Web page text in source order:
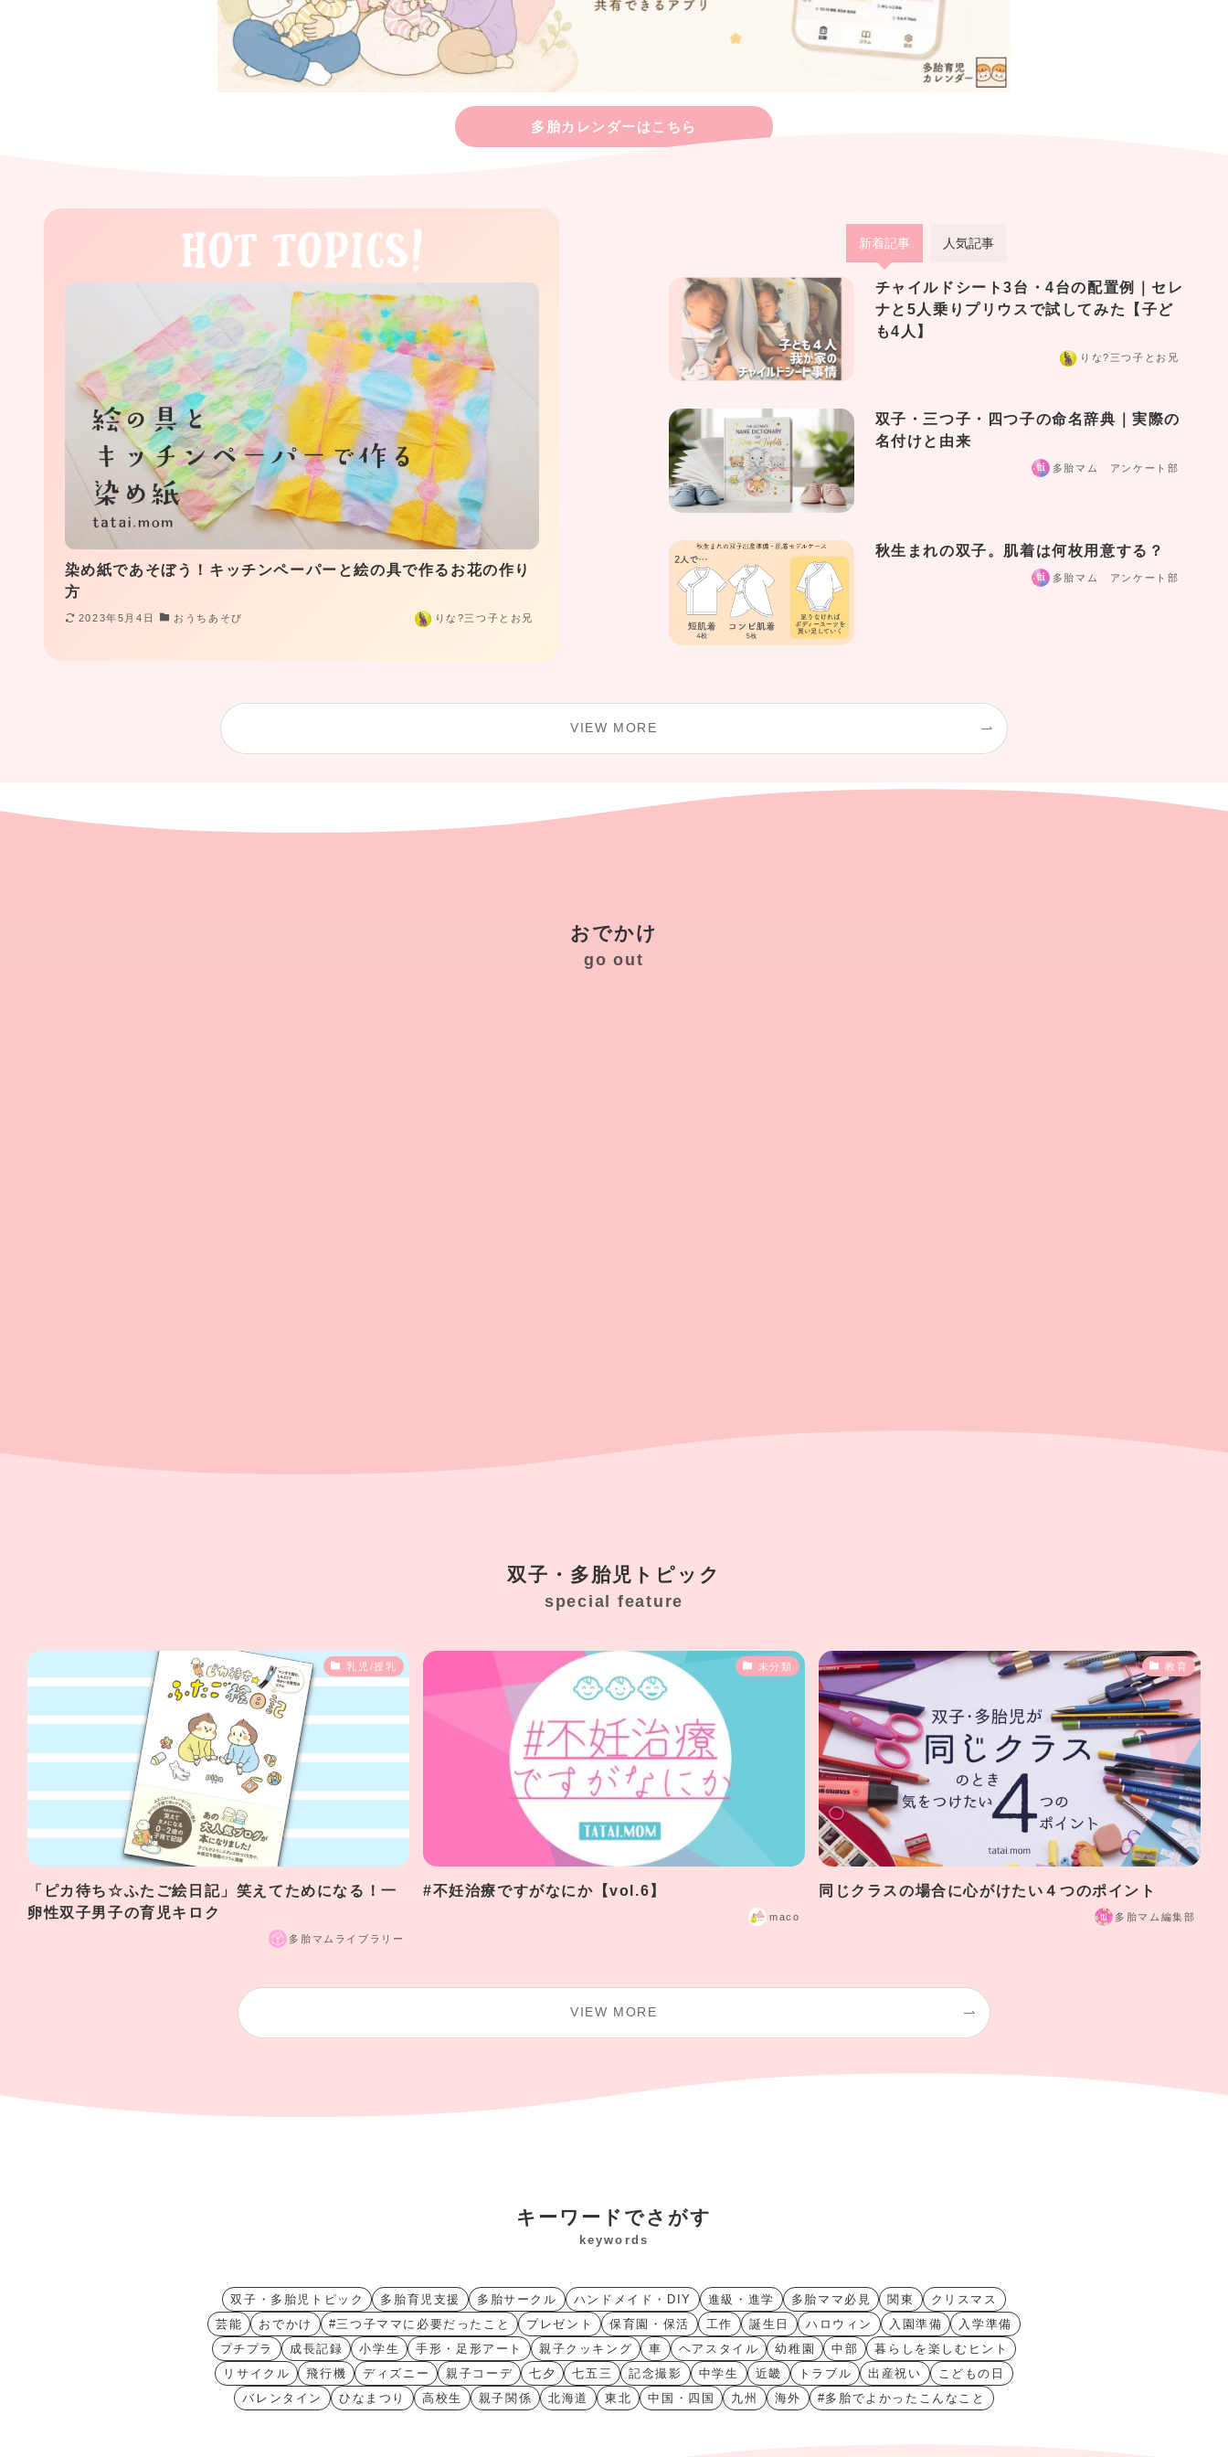
多胎カレンダーはこちら
秋生まれの双子。肌着は何枚用意する？
多胎マム アンケート部
ッチンペーパーと絵の具で作るお花の作り
りな?️三つ子とお兄
新着記事 人気記事
チャイルドシート3台・4台の配置例｜セレ
ナと5人乗りプリウスで試してみた【子ど
も4人】
りな?️三つ子とお兄
双子・三つ子・四つ子の命名辞典｜実際の
名付けと由来
多胎マム アンケート部
秋生まれの双子。肌着は何枚用意する？
多胎マム アンケート部
VIEW MORE
おでかけ
go out
双子・多胎児トピック
special feature
乳児/授乳
「ピカ待ち☆ふたご絵日記」笑えてためになる！一
卵性双子男子の育児キロク
多胎マムライブラリー
未分類
#不妊治療ですがなにか【vol.6】
maco
教育
同じクラスの場合に心がけたい４つのポイント
多胎マム編集部
VIEW MORE
キーワードでさがす
keywords
双子・多胎児トピック 多胎育児支援 多胎サークル ハンドメイド・DIY 進級・進学 多胎ママ必見 関東
クリスマス
芸能
おでかけ #三つ子ママに必要だったこと プレゼント 保育園・保活 工作 誕生日 ハロウィン 入園準備
入学準備
プチプラ
成長記録 小学生 手形・足形アート 親子クッキング 車 ヘアスタイル 幼稚園 中部
暮らしを楽しむヒント
リサイクル
飛行機 ディズニー 親子コーデ 七夕 七五三 記念撮影 中学生 近畿 トラブル 出産祝い
こどもの日
バレンタイン
ひなまつり 高校生 親子関係 北海道 東北 中国・四国 九州 海外 #多胎でよかったこんなこと